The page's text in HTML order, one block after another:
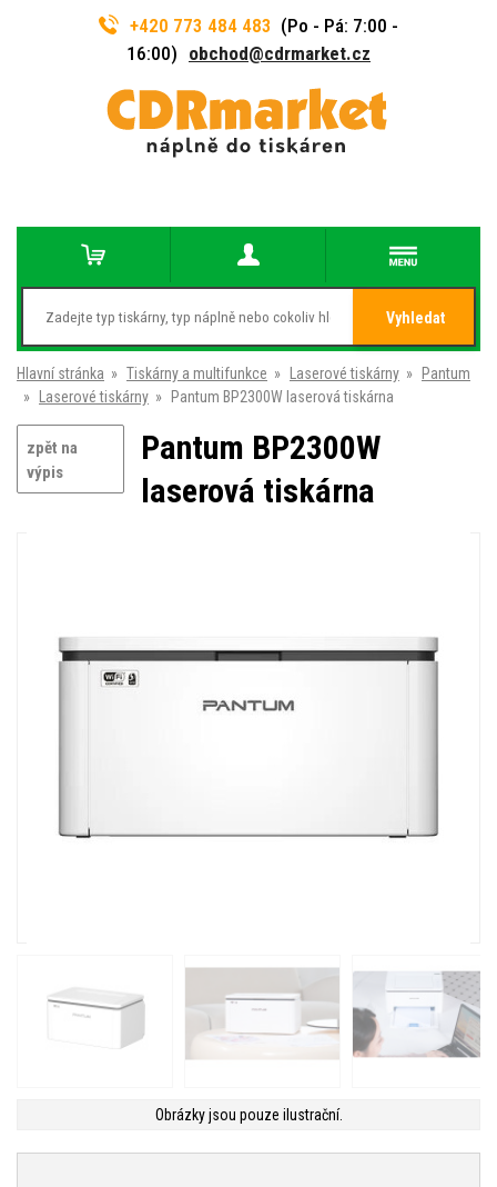
+420 773 484 483 (Po - Pá: 7:00 -
16:00) obchod@cdrmarket.cz
Vyhledat
Hlavní stránka » Tiskárny a multifunkce » Laserové tiskárny »
Pantum
»
Laserové tiskárny » Pantum BP2300W laserová tiskárna
zpět na
výpis
Pantum BP2300W
laserová tiskárna
Obrázky jsou pouze ilustrační.